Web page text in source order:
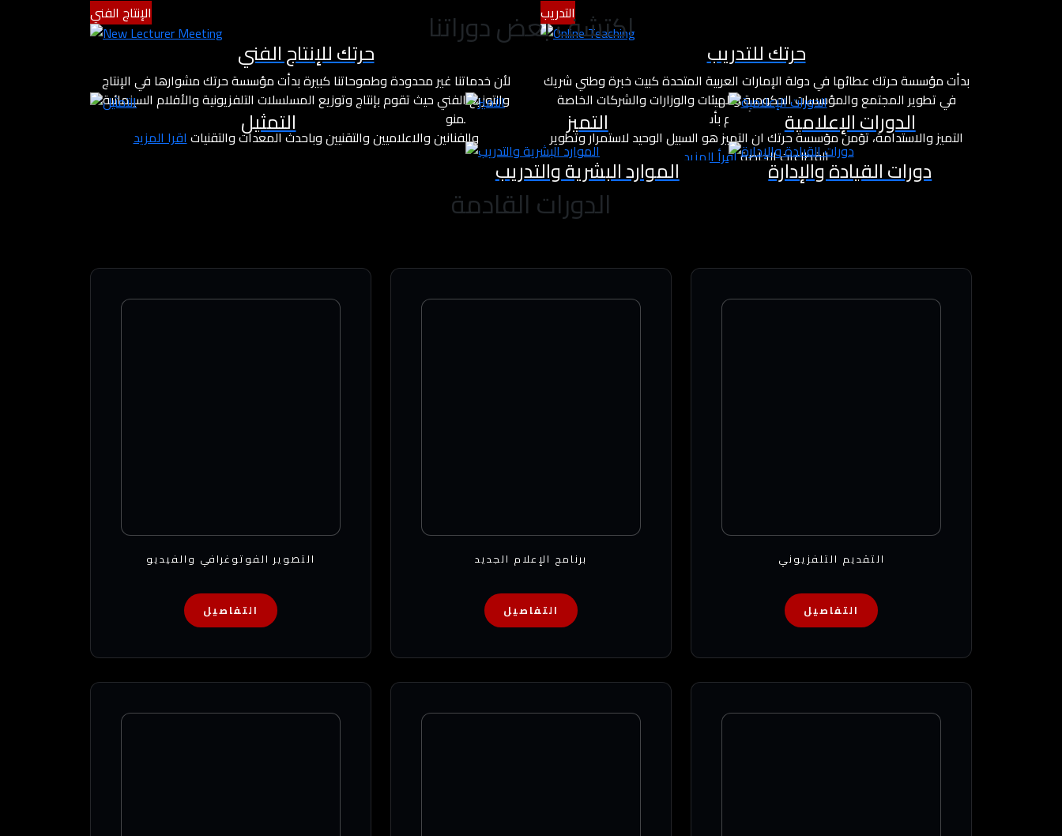
الإنتاج الفني
حرتك للإنتاج الفني
لأن خدماتنا غير محدودة وطموحاتنا كبيرة بدأت مؤسسة حرتك مشوارها في الإنتاج
والتوزيع الفني حيث تقوم بإنتاج وتوزيع المسلسلات التلفزيونية والأفلام السينمائية
والبرامج المنوعة والترفيهية لتضع بصمتها الخاصة في عالم الفن مع نخبة من الكتاب
والفنانين والاعلاميين والتقنيين وباحدث المعدات والتقنياتاقرأ المزيد
التدريب
حرتك للتدريب
بدأت مؤسسة حرتك عطائها في دولة الإمارات العربية المتحدة كبيت خبرة وطني شريك
في تطوير المجتمع والمؤسسات الحكومية والهيئات والوزارات والشركات الخاصة
والإعلامية والفنية وطرح مشاريع درامية وأفلام بأسلوب مختلف يعتمد على معايير
التميز والاستدامة، تؤمن مؤسسة حرتك أن التميز هو السبيل الوحيد لاستمرار وتطوير
القطاعات الخاصةاقرأ المزيد
اكتشف بعض دوراتنا
التمثيل التميز
الدورات الإعلامية
الموارد البشرية والتدريب
دورات القيادة والإدارة
الدورات القادمة
التقديم التلفزيوني
التفاصيل
برنامج الإعلام الجديد
التفاصيل
التصوير الفوتوغرافي والفيديو
التفاصيل